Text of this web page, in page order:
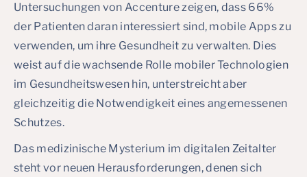
Untersuchungen von Accenture zeigen, dass 66%
der Patienten daran interessiert sind, mobile Apps zu
verwenden, um ihre Gesundheit zu verwalten. Dies
weist auf die wachsende Rolle mobiler Technologien
im Gesundheitswesen hin, unterstreicht aber
gleichzeitig die Notwendigkeit eines angemessenen
Schutzes.
Das medizinische Mysterium im digitalen Zeitalter
steht vor neuen Herausforderungen, denen sich